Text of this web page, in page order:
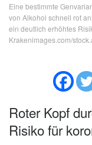
Eine bestimmte
von Alkohol schnell rot
ein deutlich erhöhtes
Krakenimages.com/
Roter Kopf
Risiko für